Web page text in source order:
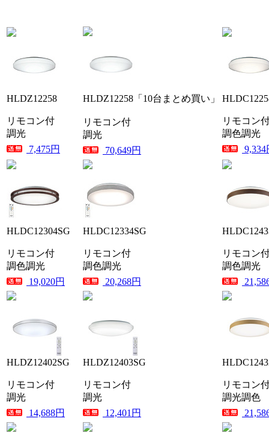
HLDZ12258
リモコン付
調光
7,475円
HLDZ12258「10台まとめ買い」
リモコン付
調光
70,649円
リモコン
調色調光
9,334
HLDC12304SG
リモコン付
調色調光
19,020円
HLDC12334SG
リモコン付
調色調光
20,268円
リモコン
調色調光
HLDZ12402SG
リモコン付
調光
14,688円
HLDZ12403SG
リモコン付
調光
12,401円
リモコン
調光調色